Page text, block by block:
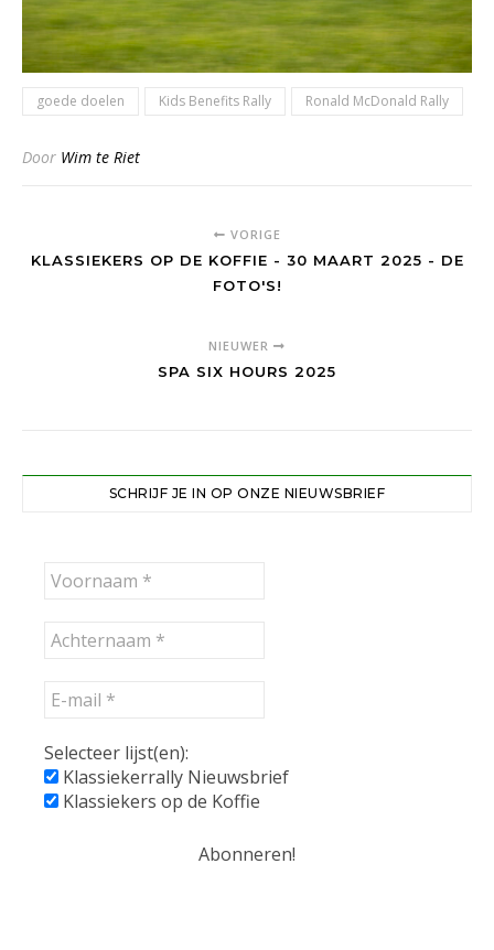
goede doelen Kids Benefits Rally Ronald McDonald Rally
Door Wim te Riet
VORIGE
KLASSIEKERS OP DE KOFFIE - 30 MAART 2025 - DE
FOTO'S!
NIEUWER
SPA SIX HOURS 2025
SCHRIJF JE IN OP ONZE NIEUWSBRIEF
Selecteer lijst(en):
Klassiekerrally Nieuwsbrief
Klassiekers op de Koffie